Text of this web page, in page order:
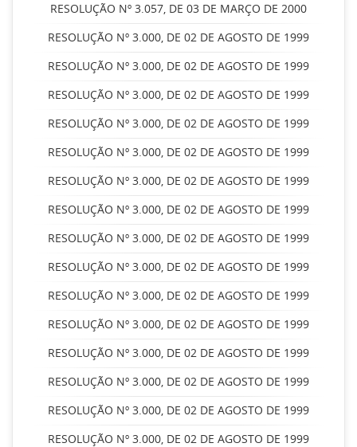
RESOLUÇÃO Nº 3.057, DE 03 DE MARÇO DE 2000
RESOLUÇÃO Nº 3.000, DE 02 DE AGOSTO DE 1999
RESOLUÇÃO Nº 3.000, DE 02 DE AGOSTO DE 1999
RESOLUÇÃO Nº 3.000, DE 02 DE AGOSTO DE 1999
RESOLUÇÃO Nº 3.000, DE 02 DE AGOSTO DE 1999
RESOLUÇÃO Nº 3.000, DE 02 DE AGOSTO DE 1999
RESOLUÇÃO Nº 3.000, DE 02 DE AGOSTO DE 1999
RESOLUÇÃO Nº 3.000, DE 02 DE AGOSTO DE 1999
RESOLUÇÃO Nº 3.000, DE 02 DE AGOSTO DE 1999
RESOLUÇÃO Nº 3.000, DE 02 DE AGOSTO DE 1999
RESOLUÇÃO Nº 3.000, DE 02 DE AGOSTO DE 1999
RESOLUÇÃO Nº 3.000, DE 02 DE AGOSTO DE 1999
RESOLUÇÃO Nº 3.000, DE 02 DE AGOSTO DE 1999
RESOLUÇÃO Nº 3.000, DE 02 DE AGOSTO DE 1999
RESOLUÇÃO Nº 3.000, DE 02 DE AGOSTO DE 1999
RESOLUÇÃO Nº 3.000, DE 02 DE AGOSTO DE 1999